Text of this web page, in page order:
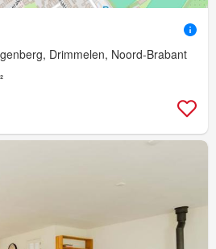
Drimmelen, Noord-Brabant